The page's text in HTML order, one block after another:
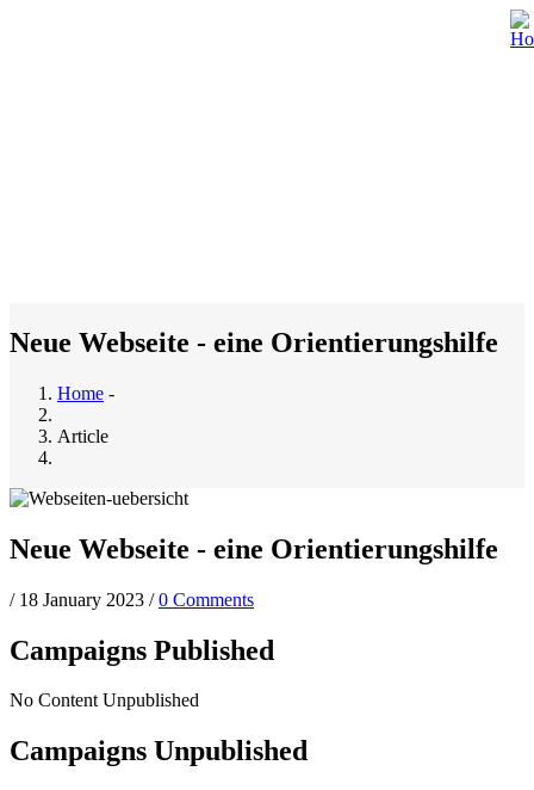
Neue Webseite - eine Orientierungshilfe
Breadcrumb
Home -
Article
Neue Webseite - eine Orientierungshilfe
/ 18 January 2023 /0 Comments
Campaigns Published
No Content Unpublished
Campaigns Unpublished